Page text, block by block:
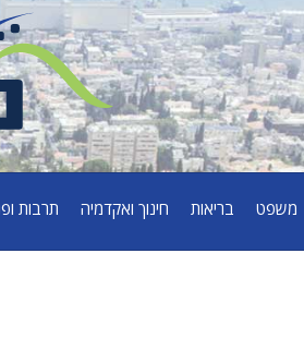
משפט בריאות חינוך ואקדמיה תרבות